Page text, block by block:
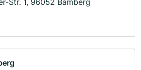
Str. 1, 96052 Bamberg